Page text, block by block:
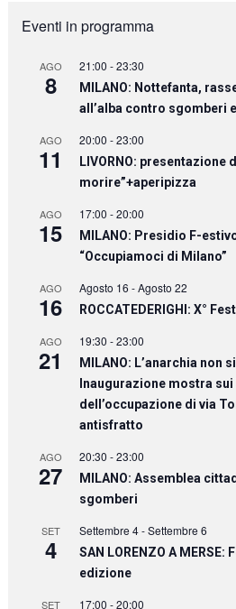
Eventi in programma
AGO
8
21:00 -23:30
MILANO: Nottefanta,
all’alba contro sgomberi
AGO
11
20:00 -23:00
LIVORNO: presentazione
morire”+aperipizza
AGO
15
17:00 -20:00
MILANO: Presidio F-
“Occupiamoci di Milano”
AGO
16
Agosto 16 -Agosto 22
ROCCATEDERIGHI: X°
AGO
21
19:30 -23:00
MILANO: L’anarchia non
Inaugurazione mostra sui
dell’occupazione di via
antisfratto
AGO
27
20:30 -23:00
MILANO: Assemblea
sgomberi
SET
4
Settembre 4-Settembre 6
SAN LORENZO A
edizione
SET 17:00 -20:00